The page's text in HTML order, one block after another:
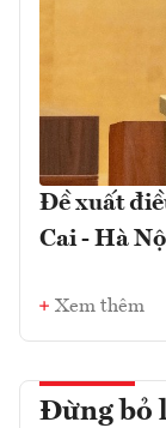
Đề xuất
Cai - Hà
Xem thêm
Đừng bỏ